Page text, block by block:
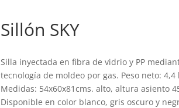
Sillón SKY
Silla inyectada en fibra de vidrio y PP
tecnología de moldeo por gas. Peso neto: 4,4
Medidas: 54x60x81cms. alto, altura asiento
Disponible en color blanco, gris oscuro y